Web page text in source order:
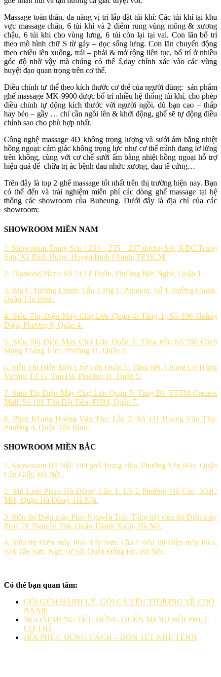
Massage toàn thân, đa năng vị trí lắp đặt túi khí: Các túi khí tại khu
vực massage chân, 6 túi khí và 2 điểm rung vùng mông & xương
chậu, 6 túi khi cho vùng lưng, 6 túi còn lại tại vai. Con lăn bố trí
theo mô hình chữ S từ gáy – dọc sống lưng. Con lăn chuyển động
theo chiều lên xuống, trái – phải & mở rộng liên tục, bố trí ở nhiều
góc độ nhờ vậy mà chúng có thể ấ,day chính xác vào các vùng
huyệt đạo quan trọng trên cơ thể.
Điều chỉnh tư thế theo kích thước cơ thể của người dùng: sản phẩm
ghế massage MK-9900 được bố trí nhiều hệ thống túi khí, cho phép
điều chỉnh tự động kích thước với người ngồi, dù bạn cao – thấp
hay béo – gầy … chỉ cần ngồi lên & khởi động, ghế sẽ tự động điều
chỉnh sao cho phù hợp nhất.
Công nghệ massage 4D không trọng lượng và sưởi ám bằng nhiệt
hồng ngoại: cảm giác không trọng lực như cơ thể mình đang lơ lửng
trên không, cùng với cơ chế sưởi ấm bằng nhiệt hồng ngoại hỗ trợ
hiệu quả để chữa trị ác bệnh đau nhức xương, đau tê cứng…
Trên đây là top 2 ghế massage tốt nhất trên thị trường hiện nay. Bạn
có thể đến và trải nghiệm miễn phí các dòng ghế massage tại hệ
thống các showroom của Buheung. Dưới đây là địa chỉ của các
showroom:
SHOWROOM MIỀN NAM
1. Showroom Trung Sơn : 233 – 235 – 237 đường 9A, KDC Trung
Sơn, Xã Bình Hưng, Huyện Bình Chánh, TP.HCM.
2. Diamond Plaza: Số 24 Lê Duẩn, Phường Bến Nghé, Quận 1.
3. Big C Trường Chinh: Lầu 1 Big C Pandora, Số 1 Trường Chinh,
Quận Tân Bình.
4. Siêu Thị Điện Máy Chợ Lớn Quận 4: Tầng 1, Số 196 Hoàng
Diệu, Phường 8, Quận 4.
5. Siêu Thị Điện Máy Chợ Lớn Quận 3: Tầng trệt, Số 590 Cách
Mạng Tháng Tám, Phường 11, Quận 3.
6. Siêu Thị Điện Máy Chợ Lớn Quận 5: Tầng trệt, Chung Cư Hùng
Vương, Lô G, Tản Đà, Phường 11, Quận 5.
7. Siêu Thị Điện Máy Chợ Lớn Quận 7: Tầng B1 TTTM Crecent
Mall, Số 101 Tôn Dật Tiên, PHM, Quận 7.
8. Phan Khang Hoàng Văn Thụ: Lầu 2, Số 431 Hoàng Văn Thụ,
Phường 4, Quận Tân Bình.
SHOWROOM MIỀN BẮC
1. Showroom Hà Nội: 109 phố Trung Hòa, Phường Yên Hòa, Quận
Cầu Giấy, Hà Nội .
2. Mê Linh Plaza Hà Đông: Lầu 1, Lô 2 Phường Hà Cầu, KHC
Mới, Quận Hà Đông, Hà Nội.
3. Siêu thị Điện máy Pico Nguyễn Trãi: Tầng trệt siêu thị Điện máy
Pico, 76 Nguyễn Trãi, Quận Thanh Xuân, Hà Nội.
4. Siêu thị Điện máy Pico Tây Sơn: Lầu 1 siêu thị Điện máy Pico,
324 Tây Sơn, Ngã Tư Sở, Quận Đống Đa, Hà Nội.
Có thể bạn quan tâm:
GÓI GÉM HÀNH LÝ, GÓI CẢ YÊU THƯƠNG VỀ CHO
BA MẸ
NGOÀI MENU TẾT, ĐỪNG QUÊN MENU HỒI PHỤC
CƠ THỂ
HỒI PHỤC ĐÚNG CÁCH – ĐÓN TẾT NHẸ TÊNH